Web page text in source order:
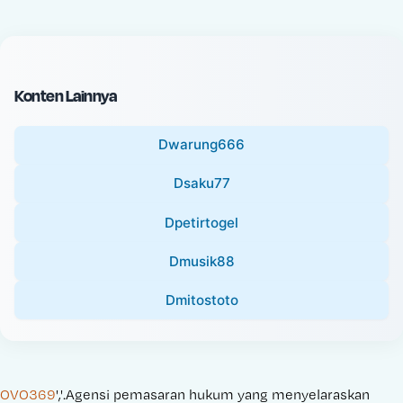
c
e
Konten Lainnya
Dwarung666
Dsaku77
Dpetirtogel
Dmusik88
Dmitostoto
OVO369','.Agensi pemasaran hukum yang menyelaraskan